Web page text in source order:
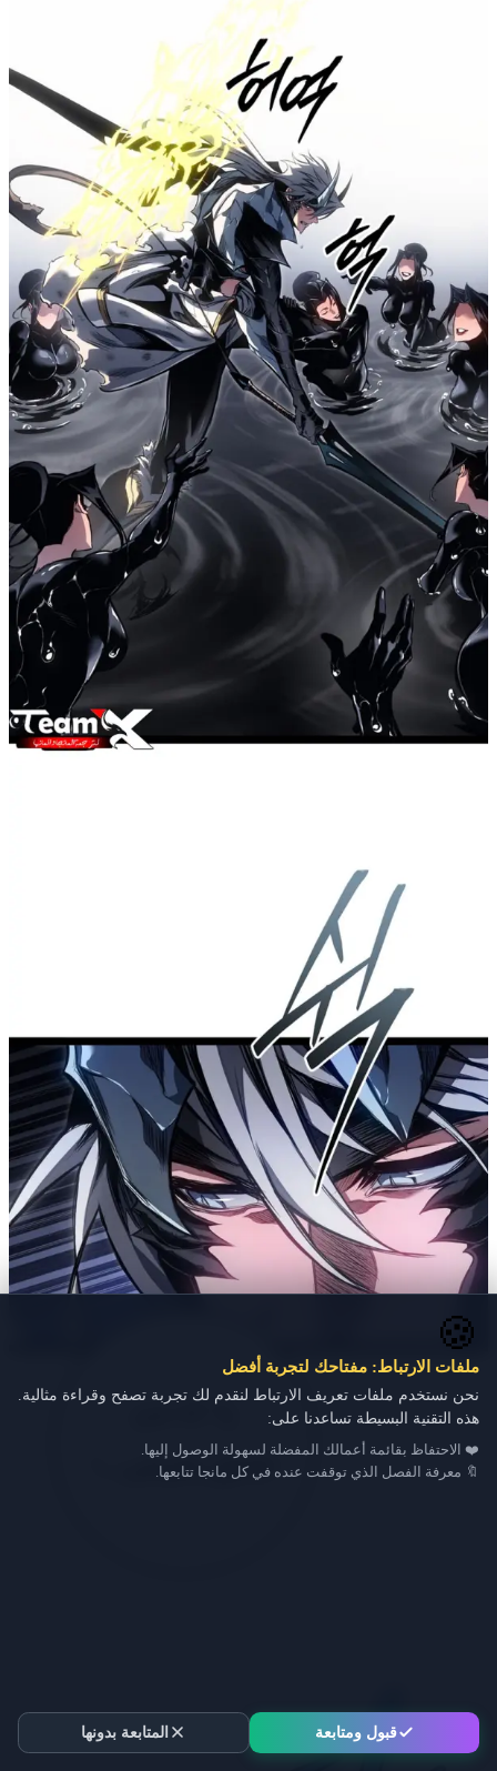
🍪
ملفات الارتباط: مفتاحك لتجربة أفضل
نحن نستخدم ملفات تعريف الارتباط لنقدم لك تجربة تصفح وقراءة مثالية.
هذه التقنية البسيطة تساعدنا على:
❤️ الاحتفاظ بقائمة أعمالك المفضلة لسهولة الوصول إليها.
🔖 معرفة الفصل الذي توقفت عنده في كل مانجا تتابعها.
قبول ومتابعة المتابعة بدونها